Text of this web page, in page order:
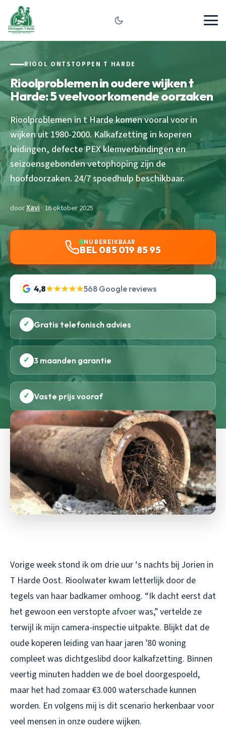
RIOOL ONTSTOPPEN T HARDE
Rioolproblemen in oudere wijken t
Harde: 5 veelvoorkomende oorzaken
Rioolproblemen in t Harde komen vooral voor in
wijken uit 1980-2000. Kalkafzetting in koperen
leidingen, defecte PEX klemverbindingen en
seizoensgebonden vetophoping zijn de
hoofdoorzaken. 24/7 spoedhulp beschikbaar.
doorXavi· 16 oktober 2025
NU BEREIKBAAR
BEL 085 019 85 95
4,8★★★★★568 Google reviews
✓ Gratis telefonisch advies
✓ 3 maanden garantie
✓ Vaste prijs vooraf
Vorige week stond ik om drie uur ‘s nachts bij Jorien in
T Harde Oost. Rioolwater kwam letterlijk door de
tegels van haar badkamer omhoog. “Ik dacht eerst dat
het gewoon een verstopte afvoerwas,” vertelde ze
terwijl ik mijn camera-inspectie uitpakte. Blijkt dat de
oude koperen leiding van haar jaren ’80 woning
compleet was dichtgeslibd door kalkafzetting. Binnen
veertig minuten hadden we de boel doorgespoeld,
maar het had zomaar €3.000 waterschade kunnen
worden. En volgens mij is dit scenario herkenbaar voor
veel mensen in onze oudere wijken.